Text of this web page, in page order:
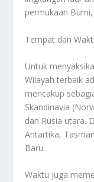
permukaan
Tempat dan
Untuk
Wilayah terbaik
mencakup
Skandinavia
dan Rusia utara.
Antartika,
Baru.
Waktu juga